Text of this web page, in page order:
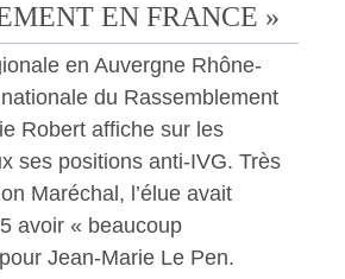
EN FRANCE »
en Auvergne Rhône-
du Rassemblement
Robert affiche sur les
ses positions anti-IVG. Très
Maréchal, l’élue avait
avoir « beaucoup
Jean-Marie Le Pen.